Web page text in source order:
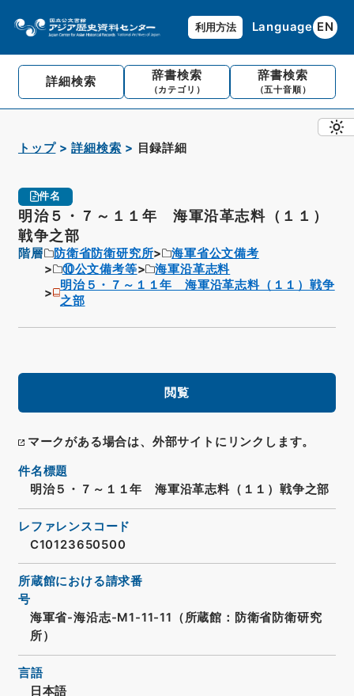
利用方法 Language EN
詳細検索 辞書検索
（カテゴリ）
辞書検索
（五十音順）
トップ 詳細検索 目録詳細
件名
明治５・７～１１年 海軍沿革志料（１１）
戦争之部
階層 防衛省防衛研究所
海軍省公文備考
⑩公文備考等
海軍沿革志料
明治５・７～１１年 海軍沿革志料（１１）戦争
之部
閲覧
マークがある場合は、外部サイトにリンクします。
件名標題
明治５・７～１１年 海軍沿革志料（１１）戦争之部
レファレンスコード
C10123650500
所蔵館における請求番
号
海軍省-海沿志-M1-11-11（所蔵館：防衛省防衛研究
所）
言語
日本語